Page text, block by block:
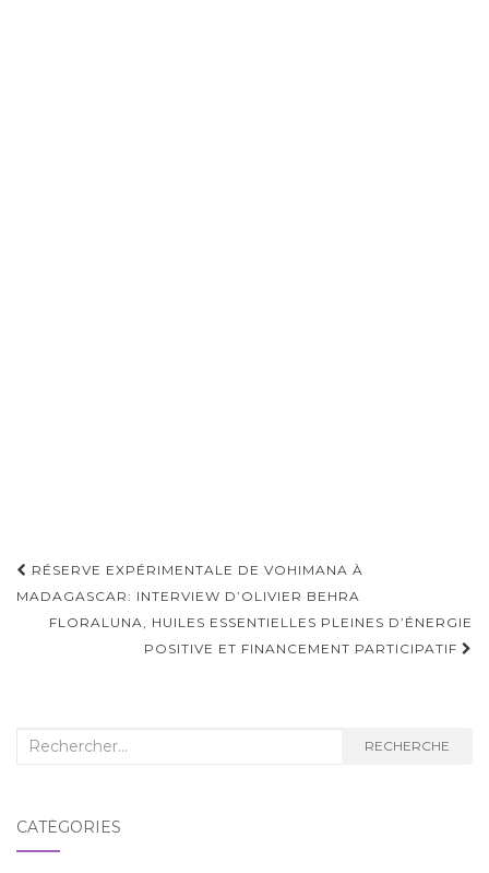
Navigation
d'article
RÉSERVE EXPÉRIMENTALE DE VOHIMANA À
MADAGASCAR: INTERVIEW D’OLIVIER BEHRA
FLORALUNA, HUILES ESSENTIELLES PLEINES D’ÉNERGIE
POSITIVE ET FINANCEMENT PARTICIPATIF
Recherche
RECHERCHE
CATÉGORIES